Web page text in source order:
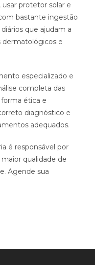
usar protetor solar e
bastante ingestão
que ajudam a
dermatológicos e
especializado e
completa das
ética e
diagnóstico e
adequados.
é responsável por
qualidade de
Agende sua